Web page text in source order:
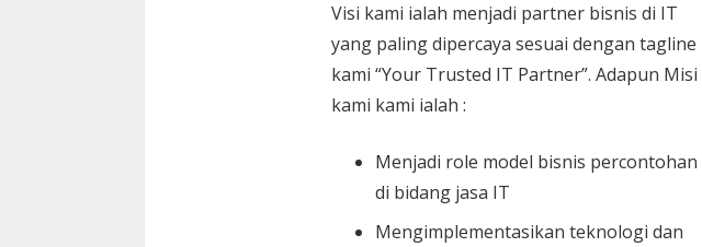
Visi kami ialah menjadi partner bisnis di IT
yang paling dipercaya sesuai dengan tagline
kami “Your Trusted IT Partner”. Adapun Misi
kami kami ialah :
Menjadi role model bisnis percontohan
di bidang jasa IT
Mengimplementasikan teknologi dan